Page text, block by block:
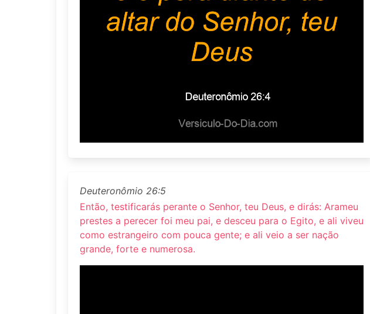
Deuteronômio 26:5
Então, testificarás perante o Senhor, teu Deus, e dirás: Arameu
prestes a perecer foi meu pai, e desceu para o Egito, e ali viveu
como estrangeiro com pouca gente; e ali veio a ser nação
grande, forte e numerosa.